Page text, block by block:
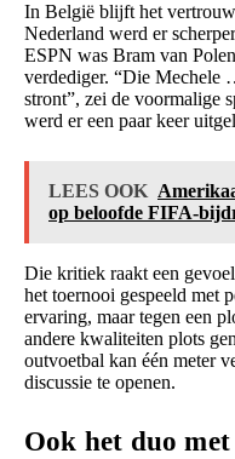
In België blijft het
Nederland werd er
ESPN was Bram van
verdediger. “Die Mechele
stront”, zei de voormalige
werd er een paar keer
LEES OOK
op beloofde FIFA-
Die kritiek raakt een
het toernooi gespeeld met
ervaring, maar tegen een
andere kwaliteiten plots
outvoetbal kan één meter
discussie te openen.
Ook het duo